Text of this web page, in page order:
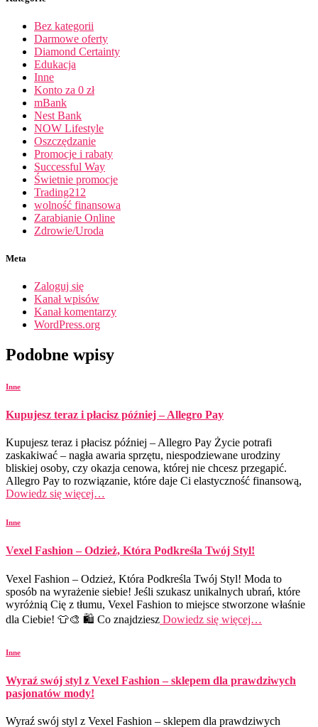
Bez kategorii
Darmowe oferty
Diamond Certainty
Edukacja
Inne
Konto za 0 zł
mBank
Nest Bank
NOW Lifestyle
Oszczędzanie
Promocje i rabaty
Successful Way
Świetnie promocje
Trading212
wolność finansowa
Zarabianie Online
Zdrowie/Uroda
Meta
Zaloguj się
Kanał wpisów
Kanał komentarzy
WordPress.org
Podobne wpisy
Inne
Kupujesz teraz i płacisz później – Allegro Pay
Kupujesz teraz i płacisz później – Allegro Pay Życie potrafi
zaskakiwać – nagła awaria sprzętu, niespodziewane urodziny
bliskiej osoby, czy okazja cenowa, której nie chcesz przegapić.
Allegro Pay to rozwiązanie, które daje Ci elastyczność finansową,
Dowiedz się więcej…
Inne
Vexel Fashion – Odzież, Która Podkreśla Twój Styl!
Vexel Fashion – Odzież, Która Podkreśla Twój Styl! Moda to
sposób na wyrażenie siebie! Jeśli szukasz unikalnych ubrań, które
wyróżnią Cię z tłumu, Vexel Fashion to miejsce stworzone właśnie
dla Ciebie! 👕🎨 🛍️ Co znajdziesz Dowiedz się więcej…
Inne
Wyraź swój styl z Vexel Fashion – sklepem dla prawdziwych
pasjonatów mody!
Wyraź swój styl z Vexel Fashion – sklepem dla prawdziwych